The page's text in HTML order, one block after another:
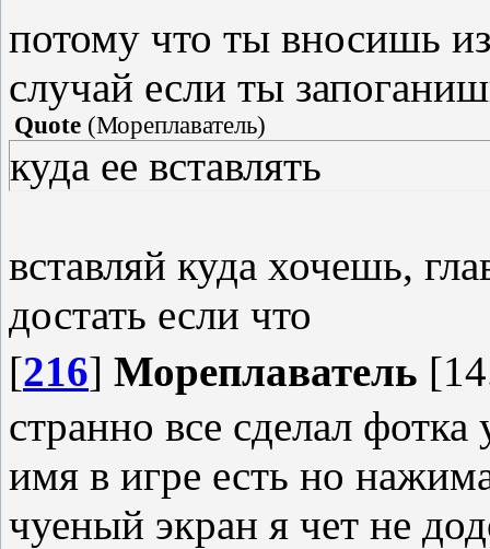
потому что ты вносишь
случай если ты
Quote (Мореплаватель)
куда ее вставлять
вставляй куда хочешь,
достать если что
[216] Мореплаватель
странно все сделал
имя в игре есть но
чуеный экран я чет не